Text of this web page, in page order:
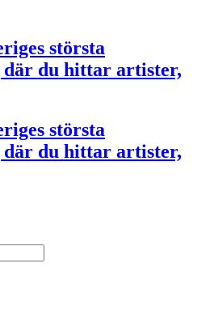
största
du hittar artister,
största
du hittar artister,